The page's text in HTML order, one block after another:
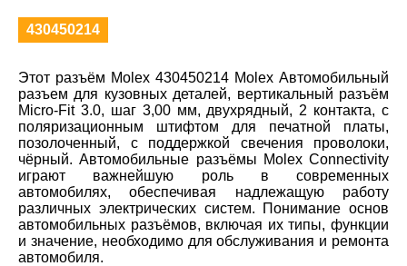
430450214
Этот разъём Molex 430450214 Molex Автомобильный
разъем для кузовных деталей, вертикальный разъём
Micro-Fit 3.0, шаг 3,00 мм, двухрядный, 2 контакта, с
поляризационным штифтом для печатной платы,
позолоченный, с поддержкой свечения проволоки,
чёрный. Автомобильные разъёмы Molex Connectivity
играют важнейшую роль в современных
автомобилях, обеспечивая надлежащую работу
различных электрических систем. Понимание основ
автомобильных разъёмов, включая их типы, функции
и значение, необходимо для обслуживания и ремонта
автомобиля.